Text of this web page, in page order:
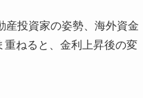
産投資家の姿勢、海外資金
ねると、金利上昇後の変